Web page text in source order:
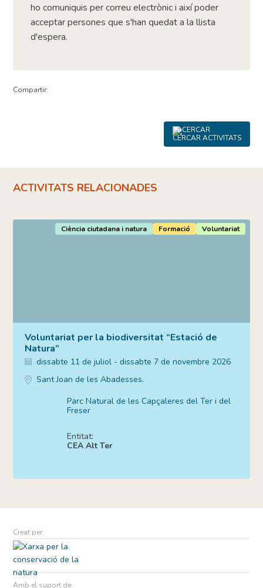
ho comuniquis per correu electrònic i així poder
acceptar persones que s'han quedat a la llista
d'espera.
Compartir:
CERCAR ACTIVITATS
ACTIVITATS RELACIONADES
Voluntariat per la biodiversitat “Estació de
Natura”
dissabte 11 de juliol - dissabte 7 de novembre 2026
Sant Joan de les Abadesses.
Ciència ciutadana i natura Formació Voluntariat
Parc Natural de les Capçaleres del Ter i del
Freser
Entitat:
CEA Alt Ter
Creat per:
Amb el suport de: